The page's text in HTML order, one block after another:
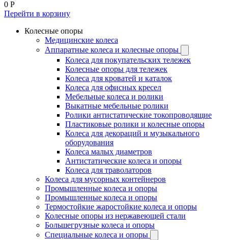
0 Р
Перейти в корзину
Колесные опоры
Медицинские колеса
Аппаратные колеса и колесные опоры
Колеса для покупательских тележек
Колесные опоры для тележек
Колеса для кроватей и каталок
Колеса для офисных кресел
Мебельные колеса и ролики
Выкатные мебельные ролики
Ролики антистатические токопроводящие
Пластиковые ролики и колесные опоры
Колеса для декораций и музыкального
оборудования
Колеса малых диаметров
Антистатические колеса и опоры
Колеса для траволаторов
Колеса для мусорных контейнеров
Промышленные колеса и опоры
Промышленные колеса и опоры
Термостойкие жаростойкие колеса и опоры
Колесные опоры из нержавеющей стали
Большегрузные колеса и опоры
Специальные колеса и опоры